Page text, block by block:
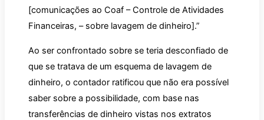
[comunicações ao Coaf – Controle de Atividades
Financeiras, – sobre lavagem de dinheiro].”
Ao ser confrontado sobre se teria desconfiado de
que se tratava de um esquema de lavagem de
dinheiro, o contador ratificou que não era possível
saber sobre a possibilidade, com base nas
transferências de dinheiro vistas nos extratos